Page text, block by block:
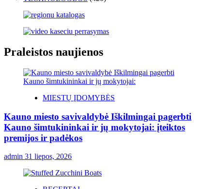
Praleistos naujienos
MIESTŲ ĮDOMYBĖS
Kauno miesto savivaldybė Iškilmingai pagerbti
Kauno šimtukininkai ir jų mokytojai: įteiktos
premijos ir padėkos
admin 31 liepos, 2026